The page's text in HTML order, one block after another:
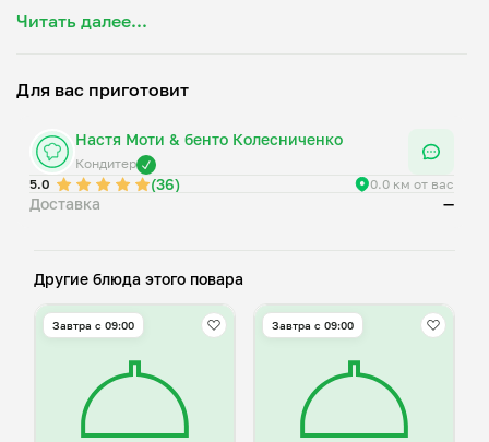
Декор: свежие клубника и голубика, посыпка мягкая
Читать далее...
Для вас приготовит
Настя Моти & бенто Колесниченко
Кондитер
5.0
(36) 0.0 км от вас
Доставка —
Другие блюда этого повара
Завтра c 09:00 Завтра c 09:00